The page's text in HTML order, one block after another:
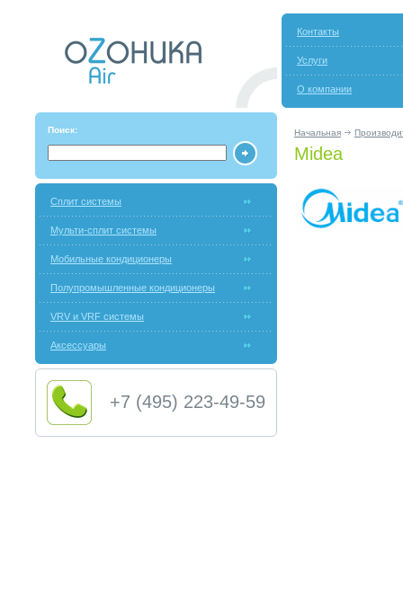
Контакты
Услуги
О компании
Поиск: Начальная
Midea
Сплит системы
Мульти-сплит системы
Мобильные кондиционеры
Полупромышленные кондиционеры
VRV и VRF системы
Аксессуары
+7 (495) 223-49-59